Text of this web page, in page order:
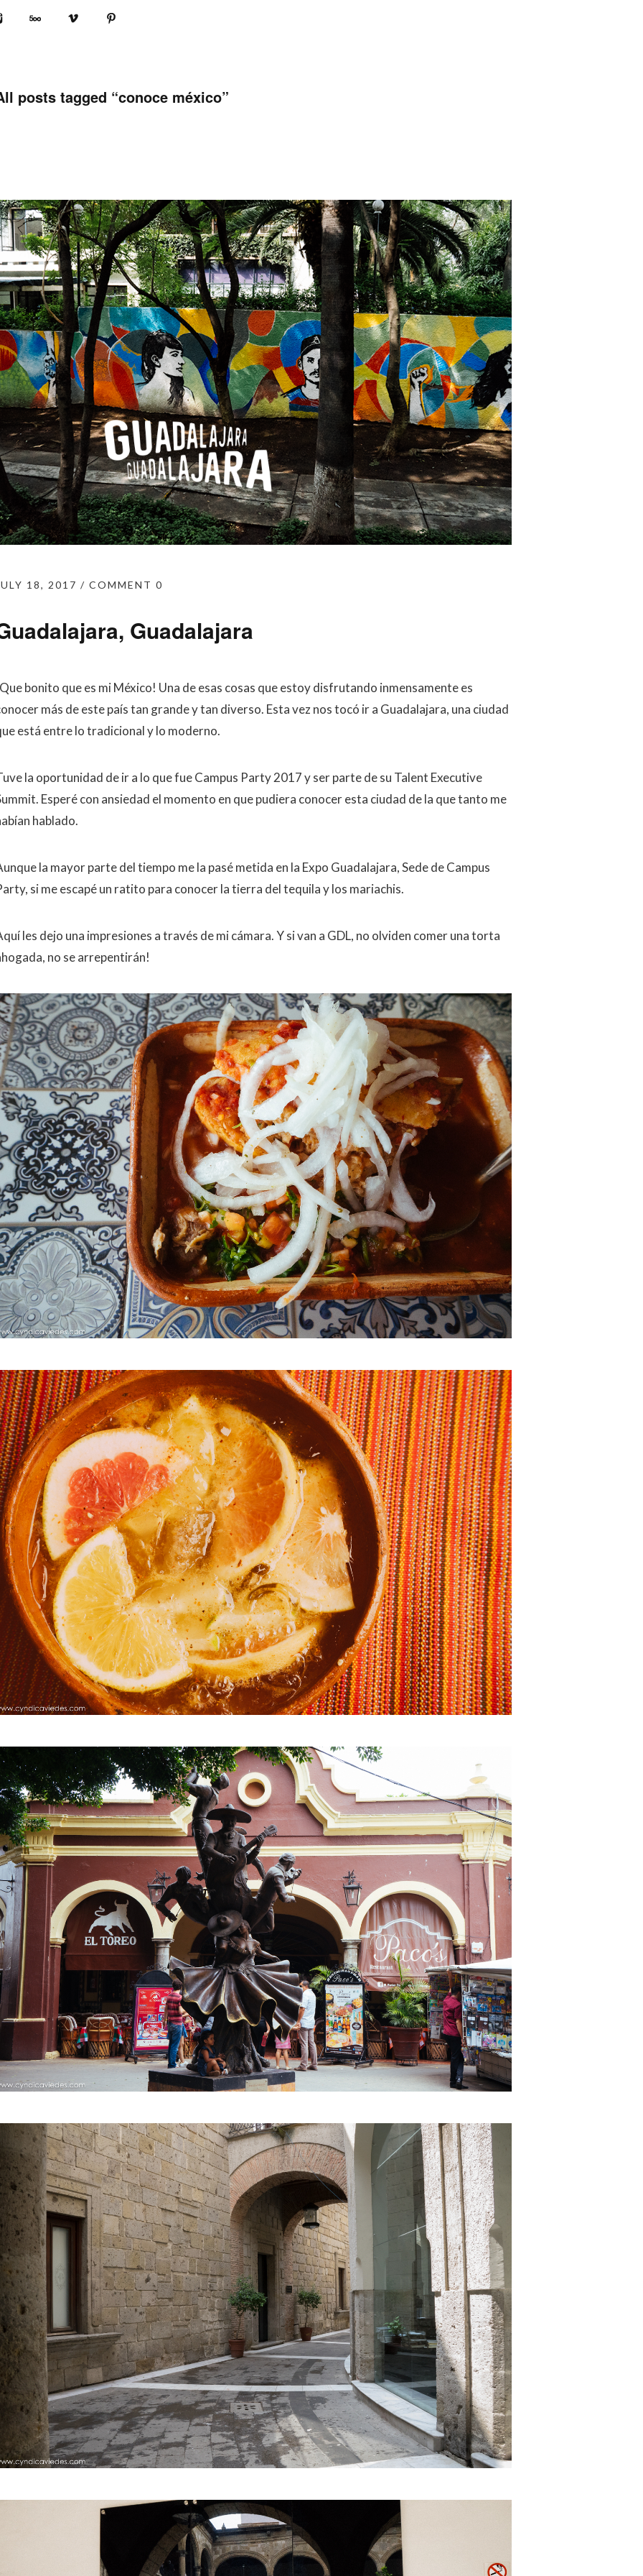
posts tagged “conoce méxico”
18, 2017 COMMENT 0
Guadalajara
bonito que es mi México! Una de esas cosas que estoy disfrutando inmensamente es
más de este país tan grande y tan diverso. Esta vez nos tocó ir a Guadalajara, una ciudad
está entre lo tradicional y lo moderno.
la oportunidad de ir a lo que fue Campus Party 2017 y ser parte de su Talent Executive
Esperé con ansiedad el momento en que pudiera conocer esta ciudad de la que tanto me
hablado.
la mayor parte del tiempo me la pasé metida en la Expo Guadalajara, Sede de Campus
si me escapé un ratito para conocer la tierra del tequila y los mariachis.
les dejo una impresiones a través de mi cámara. Y si van a GDL, no olviden comer una torta
no se arrepentirán!